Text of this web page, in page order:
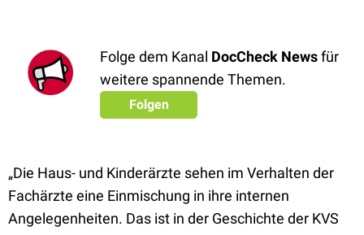
Folge dem Kanal DocCheck Newsfür
weitere spannende Themen.
Folgen
„Die Haus- und Kinderärzte sehen im Verhalten der
Fachärzte eine Einmischung in ihre internen
Angelegenheiten. Das ist in der Geschichte der KVS